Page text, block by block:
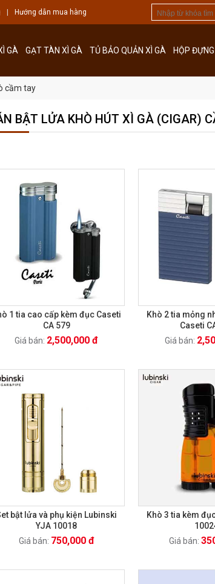
GÀ GẠT TÀN XÌ GÀ TỦ BẢO QUẢN XÌ GÀ HỘP
cầm tay
BẬT LỬA KHÒ HÚT XÌ GÀ (CIGAR)
1 tia cao cấp kèm đục Caseti
CA 579
Giá bán: 2,500,000 đ
Khò 2 tia mỏng
Caseti
Giá bán:
bật lửa và phụ kiện Lubinski
YJA 10018
Giá bán: 750,000 đ
Khò 3 tia kèm
Giá bán:
Hướng dẫn mua hàng